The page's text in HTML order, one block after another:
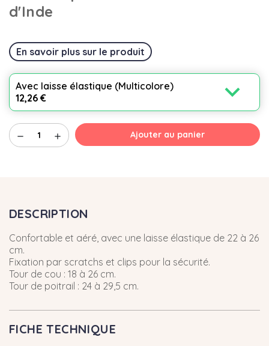
d'Inde
En savoir plus sur le produit
Avec laisse élastique (Multicolore)
12,26 €
expand_more
remove add Ajouter au panier
DESCRIPTION
Confortable et aéré, avec une laisse élastique de 22 à 26
cm.
Fixation par scratchs et clips pour la sécurité.
Tour de cou : 18 à 26 cm.
Tour de poitrail : 24 à 29,5 cm.
FICHE TECHNIQUE